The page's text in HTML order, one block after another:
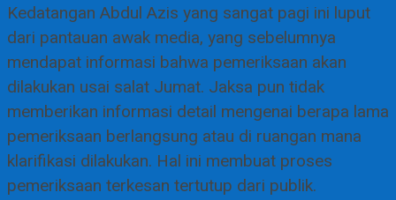
Kedatangan Abdul Azis yang sangat pagi ini luput
dari pantauan awak media, yang sebelumnya
mendapat informasi bahwa pemeriksaan akan
dilakukan usai salat Jumat. Jaksa pun tidak
memberikan informasi detail mengenai berapa lama
pemeriksaan berlangsung atau di ruangan mana
klarifikasi dilakukan. Hal ini membuat proses
pemeriksaan terkesan tertutup dari publik.